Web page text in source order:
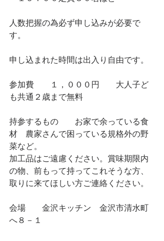
人数把握の為必ず申し込みが必要で
す。
申し込まれた時間は出入り自由です。
参加費　　１，０００円　　大人子ど
も共通２歳まで無料
持参するもの　　お家で余っている食
材　農家さんで困っている規格外の野
菜など。
加工品はご遠慮ください。賞味期限内
の物、前もって持ってこれそうな方、
取りに来てほしい方ご連絡ください。
会場　　金沢キッチン　金沢市清水町
へ８－１